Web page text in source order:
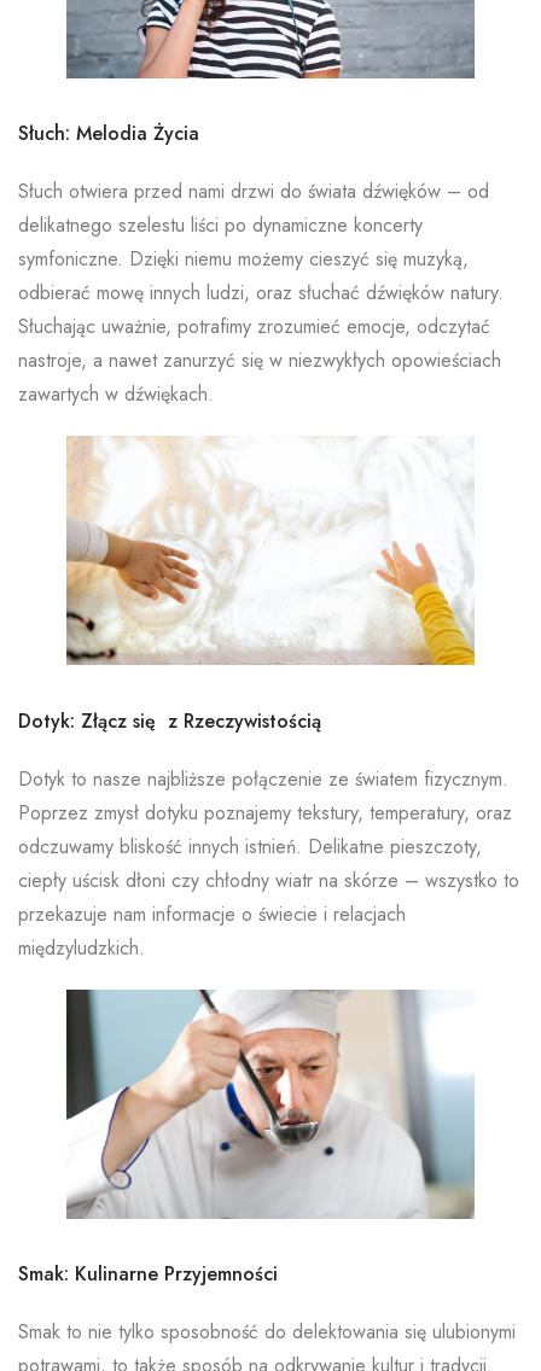
Słuch: Melodia Życia
Słuch otwiera przed nami drzwi do świata dźwięków – od
delikatnego szelestu liści po dynamiczne koncerty
symfoniczne. Dzięki niemu możemy cieszyć się muzyką,
odbierać mowę innych ludzi, oraz słuchać dźwięków natury.
Słuchając uważnie, potrafimy zrozumieć emocje, odczytać
nastroje, a nawet zanurzyć się w niezwykłych opowieściach
zawartych w dźwiękach.
Dotyk: Złącz się z Rzeczywistością
Dotyk to nasze najbliższe połączenie ze światem fizycznym.
Poprzez zmysł dotyku poznajemy tekstury, temperatury, oraz
odczuwamy bliskość innych istnień. Delikatne pieszczoty,
ciepły uścisk dłoni czy chłodny wiatr na skórze – wszystko to
przekazuje nam informacje o świecie i relacjach
międzyludzkich.
Smak: Kulinarne Przyjemności
Smak to nie tylko sposobność do delektowania się ulubionymi
potrawami, to także sposób na odkrywanie kultur i tradycji.